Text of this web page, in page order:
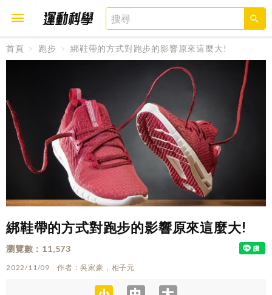
首頁 跑步 綁鞋帶的方式對跑步的影響原來這麼大!
綁鞋帶的方式對跑步的影響原來這麼大!
瀏覽數 11,573
2022/11/09 作者 吳家豪，相子元